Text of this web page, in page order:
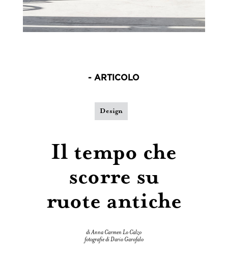
- ARTICOLO
Design
Il tempo che
scorre su
ruote antiche
di Anna Carmen Lo Calzo
fotografie di Dario Garofalo